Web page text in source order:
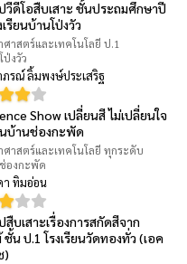
วีดีโอสืบเสาะ ชั้นประถมศึกษาปี
เรียนบ้านโป่งวัว
ศาสตร์และเทคโนโลยี ป.1
ป่งวัว
ภรณ์ ลิ้มพงษ์ประเสริฐ
Show เปลี่ยนสี ไม่เปลี่ยนใจ
นบ้านช่องกะพัด
ศาสตร์และเทคโนโลยี ทุกระดับ
องกะพัด
า ทิมอ่อน
สืบเสาะเรื่องการสกัดสีจาก
น ป.1 โรงเรียนวัดทองทั่ว (เอค
)